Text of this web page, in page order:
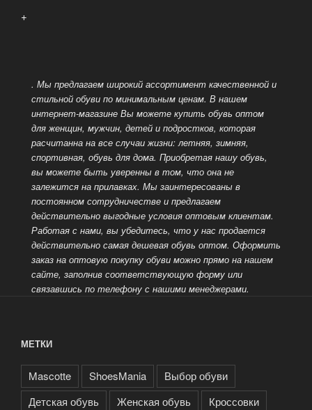
+
. Мы предлагаем широкий ассортимент качественной и
стильной обуви по минимальным ценам. В нашем
интернет-магазине Вы можете купить обувь оптом
для женщин, мужчин, детей и подростков, которая
расчитанна на все случаи жизни: летняя, зимняя,
спортивная, обувь для дома. Приобретая нашу обувь,
вы можете быть уверенны в том, что она не
залежится на прилавках. Мы заинтересованы в
постоянном сотрудничестве и предлагаем
действительно выгодные условия оптовым клиентам.
Работая с нами, вы убедитесь, что у нас продается
действительно самая дешевая обувь оптом. Оформить
заказ на оптовую покупку обуви можно прямо на нашем
сайте, заполнив соответствующую форму или
связавшись по телефону с нашими менеджерами.
МЕТКИ
Mascotte ShoesMania
Выбор обуви
Детская обувь
Женская обувь
Кроссовки